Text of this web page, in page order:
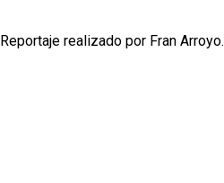
Reportaje realizado por Fran Arroyo.